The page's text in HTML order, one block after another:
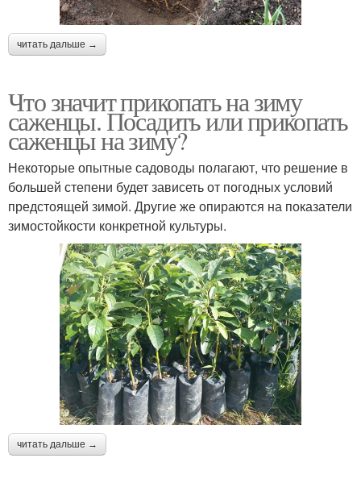
читать дальше →
Что значит прикопать на зиму
саженцы. Посадить или прикопать
саженцы на зиму?
Некоторые опытные садоводы полагают, что решение в
большей степени будет зависеть от погодных условий
предстоящей зимой. Другие же опираются на показатели
зимостойкости конкретной культуры.
читать дальше →